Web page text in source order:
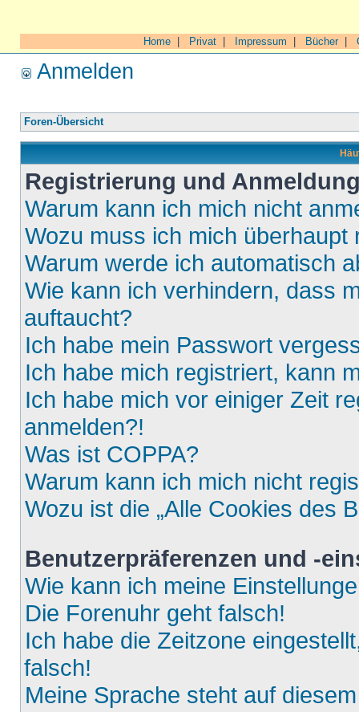
Home Privat Impressum Bücher|
Anmelden
Foren-Übersicht
Registrierung und
Warum kann ich mich nicht
Wozu muss ich mich überhaupt
Warum werde ich automatisch
Wie kann ich verhindern, dass
auftaucht?
Ich habe mein Passwort
Ich habe mich registriert, kann
Ich habe mich vor einiger Zeit
anmelden?!
Was ist COPPA?
Warum kann ich mich nicht
Wozu ist die „Alle Cookies des
Benutzerpräferenzen und -
Wie kann ich meine
Die Forenuhr geht falsch!
Ich habe die Zeitzone
falsch!
Meine Sprache steht auf